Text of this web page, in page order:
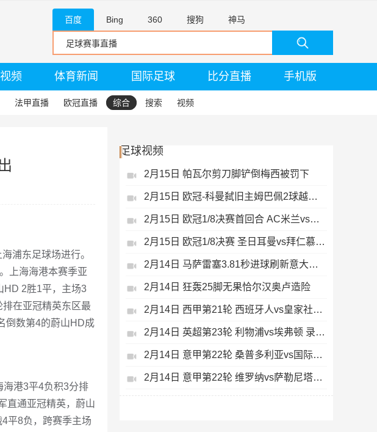
百度 Bing 360 搜狗 神马
频 体育新闻 国际足球 比分直播 手机版
法甲直播 欧冠直播 综合 搜索 视频
浦东足球场进行。
上海海港本赛季亚
HD 2胜1平，主场3
在亚冠精英东区最
倒数第4的蔚山HD成
海港3平4负积3分排
直通亚冠精英，蔚山
平8负，跨赛季主场
足球视频
2月15日 帕瓦尔剪刀脚铲倒梅西被罚下
2月15日 欧冠-科曼弑旧主姆巴佩2球越位无效
2月15日 欧冠1/8决赛首回合 AC米兰vs热刺 录像 集锦
2月15日 欧冠1/8决赛 圣日耳曼vs拜仁慕尼黑 录像 集锦
2月14日 马萨雷塞3.81秒进球刷新意大利历史
2月14日 狂轰25脚无果恰尔汉奥卢造险
2月14日 西甲第21轮 西班牙人vs皇家社会 录像 集锦
2月14日 英超第23轮 利物浦vs埃弗顿 录像 集锦
2月14日 意甲第22轮 桑普多利亚vs国际米兰 录像 集锦
2月14日 意甲第22轮 维罗纳vs萨勒尼塔纳 录像 集锦